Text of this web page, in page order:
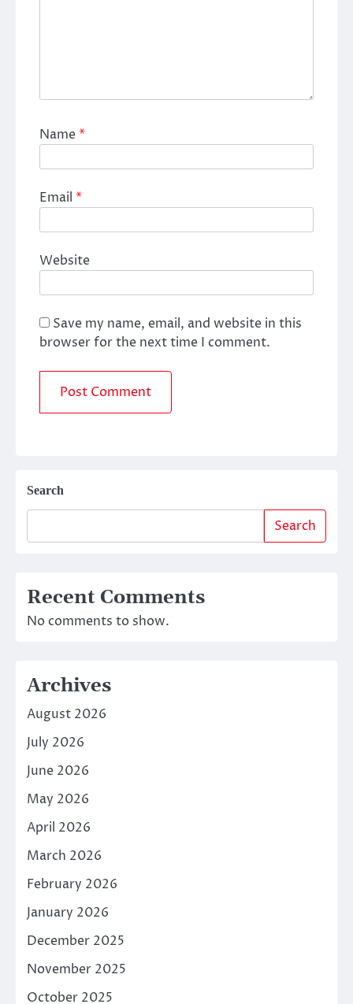
Name*
Email *
Website
Save my name, email, and website in this
browser for the next time I comment.
Search
Search
Recent Comments
No comments to show.
Archives
August 2026
July 2026
June 2026
May 2026
April 2026
March 2026
February 2026
January 2026
December 2025
November 2025
October 2025